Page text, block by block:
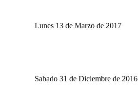
Lunes 13 de Marzo de 2017
Sabado 31 de Diciembre de 2016